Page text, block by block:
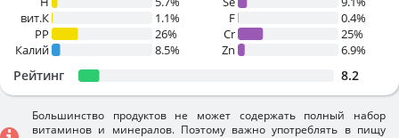
вит.К
1.1%
PP
26%
Калий
8.5%
F
0.4%
Cr
25%
Zn
6.9%
Рейтинг 8.2
Большинство продуктов не может содержать полный набор
витаминов и минералов. Поэтому важно употреблять в пищу